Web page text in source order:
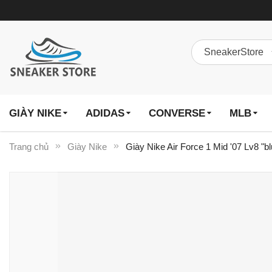
GIÀY NIKE ADIDAS CONVERSE MLB
Trang chủ Giày Nike Giày Nike Air Force 1 Mid '07 Lv8